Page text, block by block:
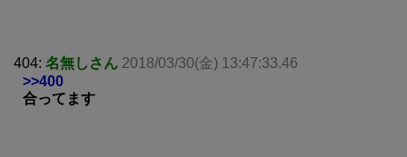
404: 名無しさん 2018/03/30(金) 13:47:33.46
>>400
合ってます